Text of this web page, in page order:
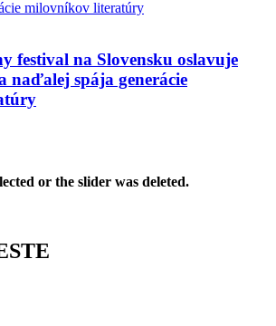
festival na Slovensku oslavuje
naďalej spája generácie
or the slider was deleted.